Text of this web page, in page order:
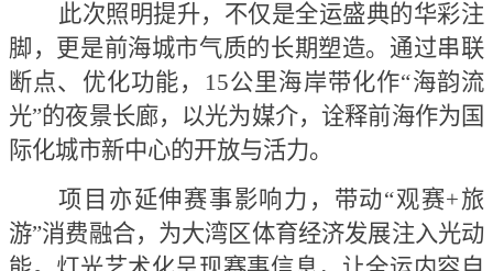
此次照明提升，不仅是全运盛典的华彩注
脚，更是前海城市气质的长期塑造。通过串联
断点、优化功能， 15公里海岸带化作“海韵流
光”的夜景长廊，以光为媒介，诠释前海作为国
际化城市新中心的开放与活力。
项目亦延伸赛事影响力，带动“观赛+旅
游”消费融合，为大湾区体育经济发展注入光动